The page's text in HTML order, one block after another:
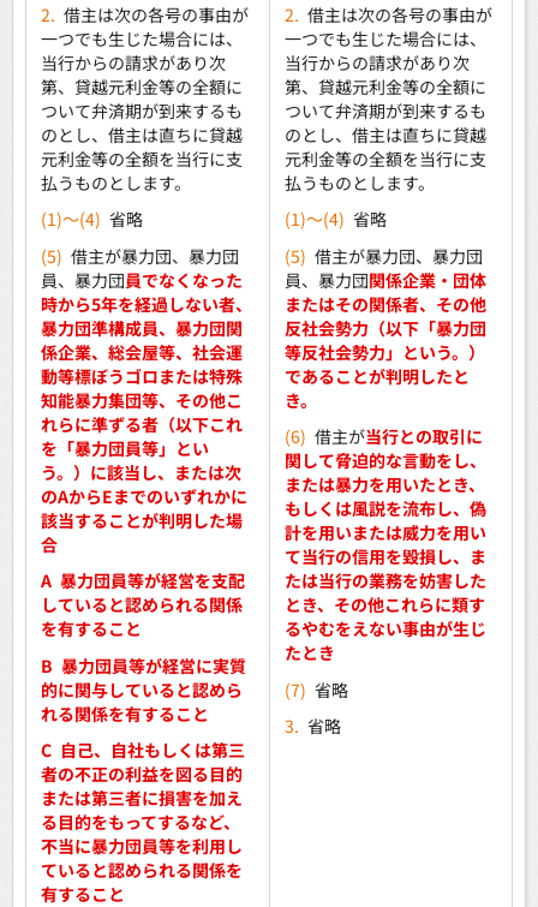
2. 借主は次の各号の事由が
一つでも生じた場合には、
当行からの請求があり次
第、貸越元利金等の全額に
ついて弁済期が到来するも
のとし、借主は直ちに貸越
元利金等の全額を当行に支
払うものとします。
(1)～(4) 省略
(5) 借主が暴力団、暴力団
員、暴力団員でなくなった
時から5年を経過しない者、
暴力団準構成員、暴力団関
係企業、総会屋等、社会運
動等標ぼうゴロまたは特殊
知能暴力集団等、その他こ
れらに準ずる者（以下これ
を「暴力団員等」とい
う。）に該当し、または次
のAからEまでのいずれかに
該当することが判明した場
合
A 暴力団員等が経営を支配
していると認められる関係
を有すること
B 暴力団員等が経営に実質
的に関与していると認めら
れる関係を有すること
C 自己、自社もしくは第三
者の不正の利益を図る目的
または第三者に損害を加え
る目的をもってするなど、
不当に暴力団員等を利用し
ていると認められる関係を
有すること
2. 借主は次の各号の事由が
一つでも生じた場合には、
当行からの請求があり次
第、貸越元利金等の全額に
ついて弁済期が到来するも
のとし、借主は直ちに貸越
元利金等の全額を当行に支
払うものとします。
(1)～(4) 省略
(5) 借主が暴力団、暴力団
員、暴力団関係企業・団体
またはその関係者、その他
反社会勢力（以下「暴力団
等反社会勢力」という。）
であることが判明したと
き。
(6) 借主が当行との取引に
関して脅迫的な言動をし、
または暴力を用いたとき、
もしくは風説を流布し、偽
計を用いまたは威力を用い
て当行の信用を毀損し、ま
たは当行の業務を妨害した
とき、その他これらに類す
るやむをえない事由が生じ
たとき
(7) 省略
3. 省略